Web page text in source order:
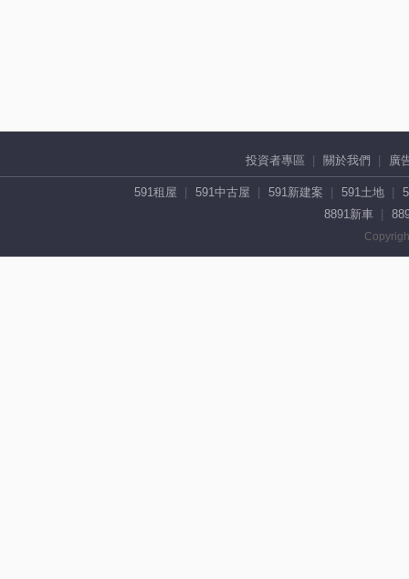
投資者專區 關於我們 廣
591租屋 591中古屋 591新建案 591土地
8891新車